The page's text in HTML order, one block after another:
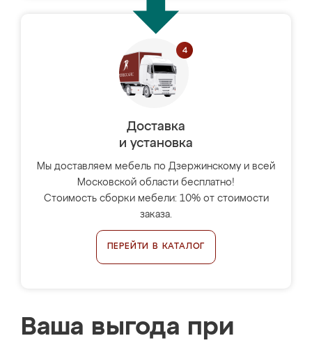
Доставка
и установка
Мы доставляем мебель по Дзержинскому и всей
Московской области бесплатно!
Стоимость сборки мебели: 10% от стоимости
заказа.
ПЕРЕЙТИ В КАТАЛОГ
Ваша выгода при